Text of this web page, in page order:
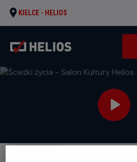
KIELCE - HELIOS